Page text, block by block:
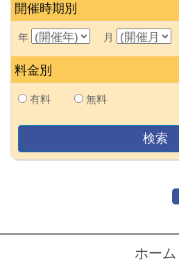
開催時期別
年 月
料金別
有料 無料
ホーム